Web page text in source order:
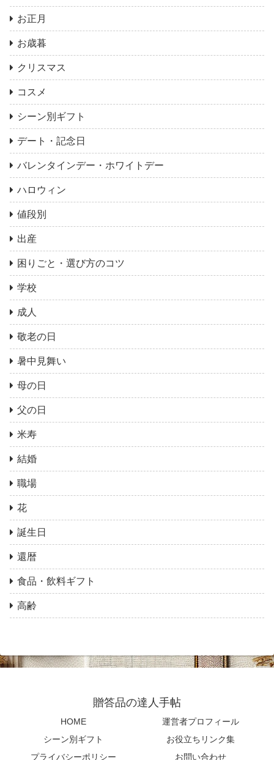
お正月
お歳暮
クリスマス
コスメ
シーン別ギフト
デート・記念日
バレンタインデー・ホワイトデー
ハロウィン
値段別
出産
困りごと・選び方のコツ
学校
成人
敬老の日
暑中見舞い
母の日
父の日
米寿
結婚
職場
花
誕生日
還暦
食品・飲料ギフト
高齢
贈答品の達人手帖
HOME
運営者プロフィール
シーン別ギフト
お役立ちリンク集
プライバシーポリシー
お問い合わせ